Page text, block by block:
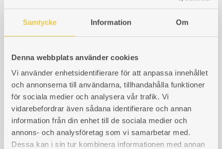
Samtycke Information Om
Denna webbplats använder cookies
Vi använder enhetsidentifierare för att anpassa innehållet
och annonserna till användarna, tillhandahålla funktioner
för sociala medier och analysera vår trafik. Vi
vidarebefordrar även sådana identifierare och annan
information från din enhet till de sociala medier och
annons- och analysföretag som vi samarbetar med.
Dessa kan i sin tur kombinera informationen med annan
Ankarsrum
Skoglund Olsson
Skoglund Olsson 7
Skoglund Olsson 8
Skoglund Olsson 46
Skoglund Olsson 47
Skoglund Olsson 168